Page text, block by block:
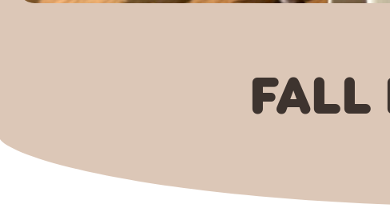
FALL